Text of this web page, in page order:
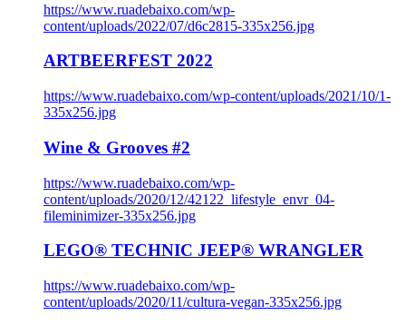
https://www.ruadebaixo.com/wp-
content/uploads/2022/07/d6c2815-335x256.jpg
ARTBEERFEST 2022
https://www.ruadebaixo.com/wp-content/uploads/2021/10/1-
335x256.jpg
Wine & Grooves #2
https://www.ruadebaixo.com/wp-
content/uploads/2020/12/42122_lifestyle_envr_04-
fileminimizer-335x256.jpg
LEGO® TECHNIC JEEP® WRANGLER
https://www.ruadebaixo.com/wp-
content/uploads/2020/11/cultura-vegan-335x256.jpg